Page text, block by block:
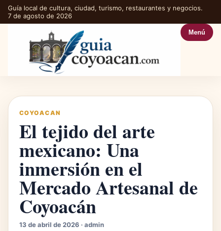
Guía local de cultura, ciudad, turismo, restaurantes y negocios.
7 de agosto de 2026
Menú
COYOACAN
El tejido del arte
mexicano: Una
inmersión en el
Mercado Artesanal de
Coyoacán
13 de abril de 2026 · admin